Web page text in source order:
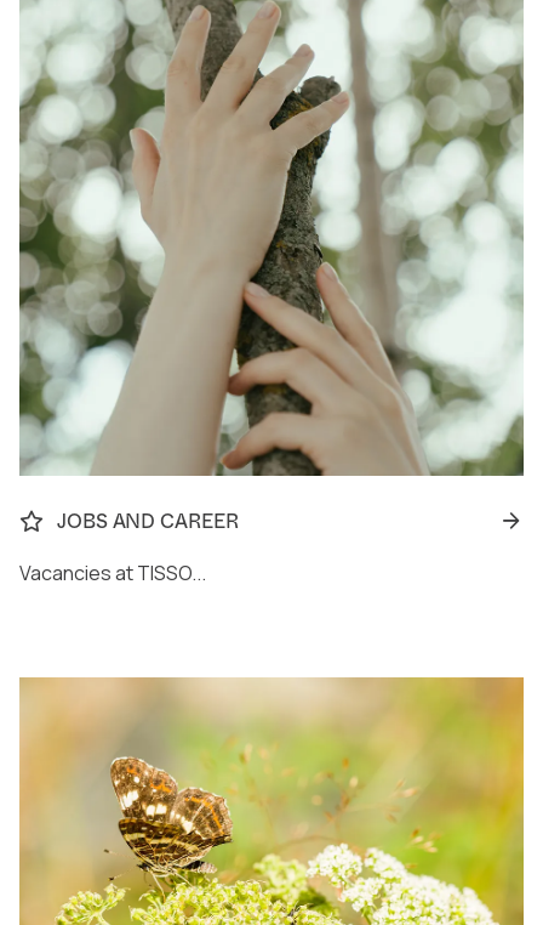
JOBS AND CAREER
Vacancies at TISSO...